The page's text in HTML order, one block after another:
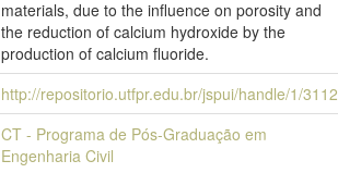
materials, due to the influence on porosity and
the reduction of calcium hydroxide by the
production of calcium fluoride.
http://repositorio.utfpr.edu.br/jspui/handle/1/
CT - Programa de Pós-Graduação em
Engenharia Civil